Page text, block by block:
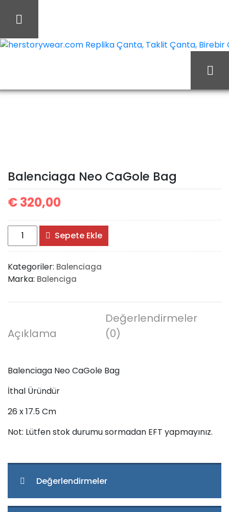
Balenciaga
Balenciaga Neo CaGole Bag
€320,00
Balenciaga
Neo
CaGole
Bag
adet
Sepete Ekle
Kategoriler: Balenciaga
Marka: Balenciga
Açıklama
Değerlendirmeler
(0)
Balenciaga Neo CaGole Bag
İthal Üründür
26 x 17.5 Cm
Not: Lütfen stok durumu sormadan EFT yapmayınız.
Değerlendirmeler